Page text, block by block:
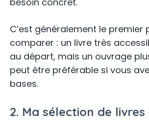
C’est généralement le premier
comparer : un livre très
au départ, mais un ouvrage
peut être préférable si vous
bases.
2. Ma sélection de livres